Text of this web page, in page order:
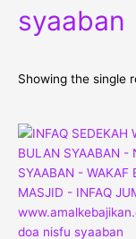
syaaban
Showing the single